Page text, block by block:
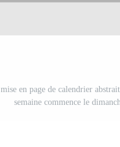
mise en page de calendrier
semaine commence le